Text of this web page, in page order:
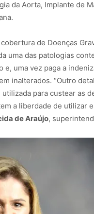
da Aorta, Implante de
de Doenças
uma das patologias
e, uma vez paga a
inalterados. “Outro
para custear as
a liberdade de utilizar
de Araújo,